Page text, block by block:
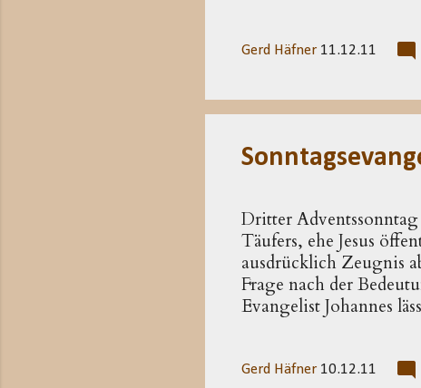
neue vor zweitausend
sondern auch aus den
sind: Nirgends wird
Gerd Häfner 11.12.11
Dritter
Täufers, ehe Jesus
ausdrücklich Zeugnis
Frage nach der
Evange­list Jo­hannes
auch nicht Elija (1,21).
Gerd Häfner 10.12.11